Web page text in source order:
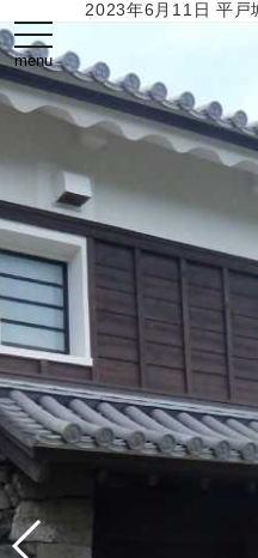
2023年6月11日 平戸
toggle
navigation
menu